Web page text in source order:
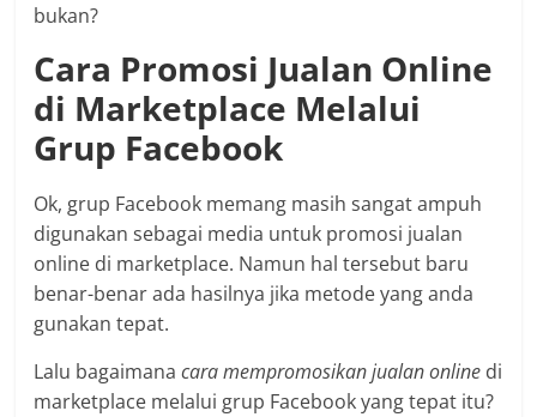
bukan?
Cara Promosi Jualan Online
di Marketplace Melalui
Grup Facebook
Ok, grup Facebook memang masih sangat ampuh
digunakan sebagai media untuk promosi jualan
online di marketplace. Namun hal tersebut baru
benar-benar ada hasilnya jika metode yang anda
gunakan tepat.
Lalu bagaimanacara mempromosikan jualan online di
marketplace melalui grup Facebook yang tepat itu?